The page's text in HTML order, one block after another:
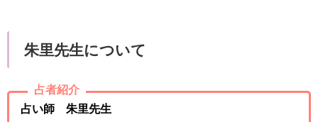
朱里先生について
占者紹介
占い師 朱里先生